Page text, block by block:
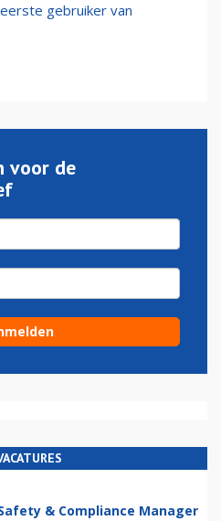
gebruiker van
voor de
& Compliance Manager